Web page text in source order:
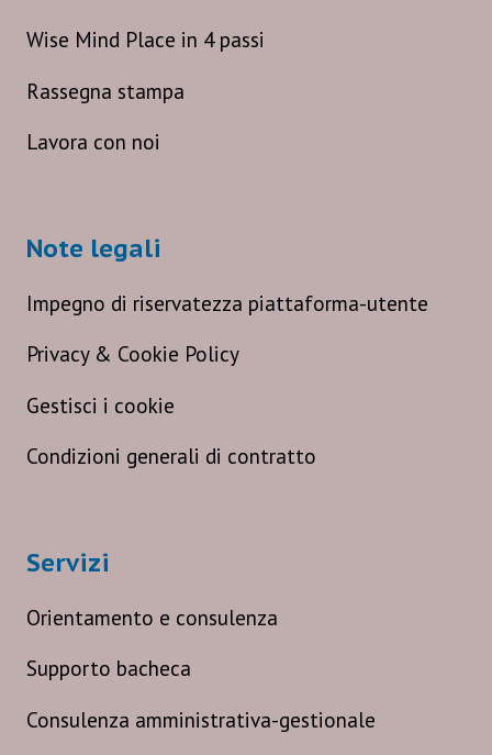
Wise Mind Place in 4 passi
Rassegna stampa
Lavora con noi
Note legali
Impegno di riservatezza piattaforma-utente
Privacy & Cookie Policy
Gestisci i cookie
Condizioni generali di contratto
Servizi
Orientamento e consulenza
Supporto bacheca
Consulenza amministrativa-gestionale